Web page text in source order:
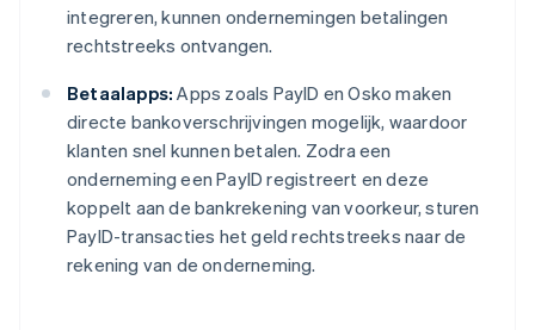
integreren, kunnen ondernemingen betalingen
rechtstreeks ontvangen.
Betaalapps: Apps zoals PayID en Osko maken
directe bankoverschrijvingen mogelijk, waardoor
klanten snel kunnen betalen. Zodra een
onderneming een PayID registreert en deze
koppelt aan de bankrekening van voorkeur, sturen
PayID-transacties het geld rechtstreeks naar de
rekening van de onderneming.
Australië